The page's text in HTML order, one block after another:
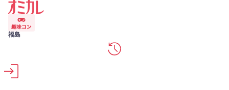
メインコンテンツへスキップ
福島